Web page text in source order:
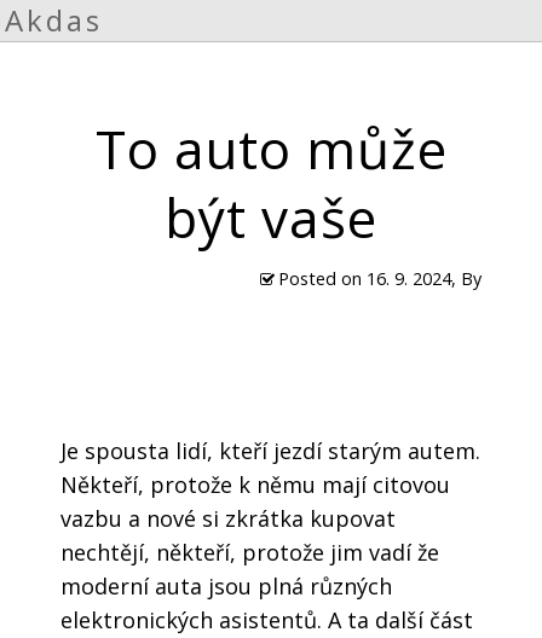
Akdas
To auto může
být vaše
Posted on 16. 9. 2024, By
Je spousta lidí, kteří jezdí starým autem.
Někteří, protože k němu mají citovou
vazbu a nové si zkrátka kupovat
nechtějí, někteří, protože jim vadí že
moderní auta jsou plná různých
elektronických asistentů. A ta další část